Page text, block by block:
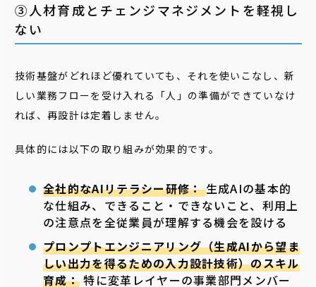
③人材育成とチェンジマネジメントを軽視し
ない
技術基盤がどれほど優れていても、それを使いこなし、新
しい業務フローを受け入れる「人」の準備ができていなけ
れば、再設計は定着しません。
具体的には以下の取り組みが効果的です。
全社的なAIリテラシー研修：生成AIの基本的
な仕組み、できること・できないこと、利用上
の注意点を全従業員が理解する機会を設ける
プロンプトエンジニアリング（生成AIから望ま
しい出力を得るための入力設計技術）のスキル
育成：特に変革レイヤーの事業部門メンバー